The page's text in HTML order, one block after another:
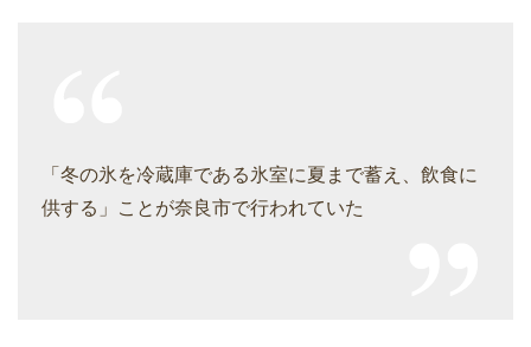
「冬の氷を冷蔵庫である氷室に夏まで蓄え、飲食に
供する」ことが奈良市で行われていた